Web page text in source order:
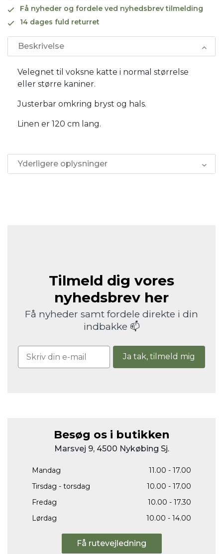
Få nyheder og fordele ved nyhedsbrev tilmelding
14 dages fuld returret
Beskrivelse
Velegnet til voksne katte i normal størrelse
eller større kaniner.
Justerbar omkring bryst og hals.
Linen er 120 cm lang.
Yderligere oplysninger
Tilmeld dig vores
nyhedsbrev her
Få nyheder samt fordele direkte i din
indbakke 📫
Ja tak, tilmeld mig
Besøg os i butikken
Marsvej 9, 4500 Nykøbing Sj.
Mandag
11.00 - 17.00
Tirsdag - torsdag
10.00 - 17.00
Fredag
10.00 - 17.30
Lørdag
10.00 - 14.00
Få rutevejledning